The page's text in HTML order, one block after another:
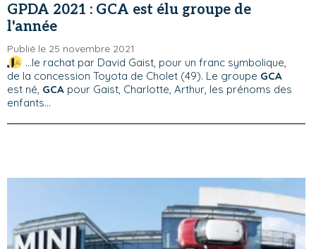
GPDA 2021 : GCA est élu groupe de
l'année
Publié le 25 novembre 2021
...le rachat par David Gaist, pour un franc symbolique,
de la concession Toyota de Cholet (49). Le groupe GCA
est né, GCA pour Gaist, Charlotte, Arthur, les prénoms des
enfants...